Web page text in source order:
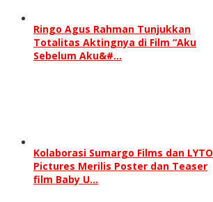
Ringo Agus Rahman Tunjukkan
Totalitas Aktingnya di Film “Aku
Sebelum Aku&#…
Kolaborasi Sumargo Films dan LYTO
Pictures Merilis Poster dan Teaser
film Baby U…